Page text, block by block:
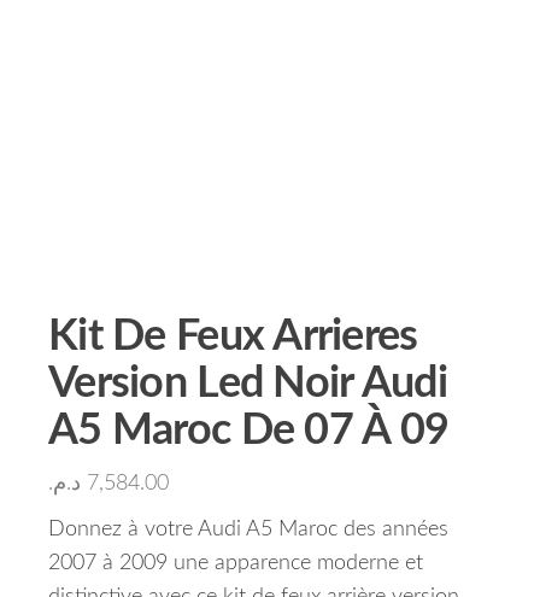
Kit De Feux Arrieres
Version Led Noir Audi
A5 Maroc De 07 À 09
7,584.00 د.م.
Donnez à votre Audi A5 Maroc des années
2007 à 2009 une apparence moderne et